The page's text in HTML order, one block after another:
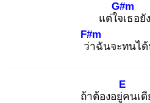
แต่ใจเ
G#m
ธอยั
ว่า
F#m
ฉันจะทนได้
ถ้าต้องอยู่ค
E
นเ